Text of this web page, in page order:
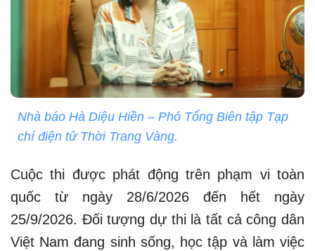
Nhà báo Hà Diệu Hiền – Phó Tổng Biên tập Tạp
chí điện tử Thời Trang Vàng.
Cuộc thi được phát động trên phạm vi toàn
quốc từ ngày 28/6/2026 đến hết ngày
25/9/2026. Đối tượng dự thi là tất cả công dân
Việt Nam đang sinh sống, học tập và làm việc